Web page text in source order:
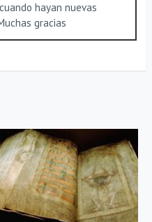
hayan nuevas
gracias